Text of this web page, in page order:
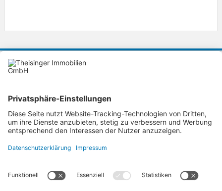
Lorenz-Schmidt-Strasse 36
85055Ingolstadt
theisinger-immobilien@t-online.de
AGB-Datenschutz Widerruf-Impressum